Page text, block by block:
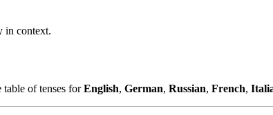
in context.
of tenses forEnglish, German, Russian, French,